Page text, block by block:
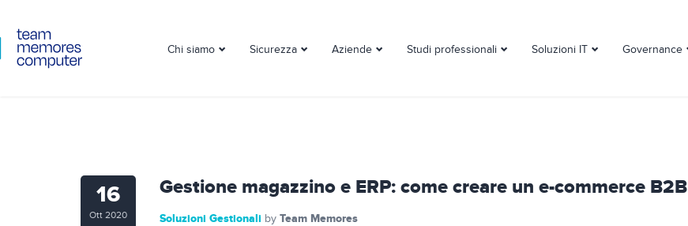
Chi siamo Sicurezza Aziende Studi professionali Soluzioni IT Governance
16
Ott 2020
Gestione magazzino e ERP: come creare un e-commerce B2B
Soluzioni Gestionali by Team Memores